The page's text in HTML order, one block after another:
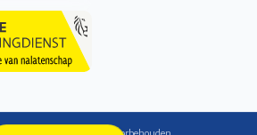
De Laet — Alle rechten voorbehouden.